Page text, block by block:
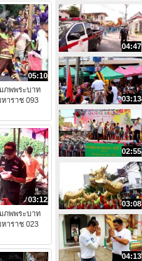
05:10
ภพพระบาท
าราช 093
03:12
ภพพระบาท
าราช 023
04:47
03:13
02:55
03:08
04:13